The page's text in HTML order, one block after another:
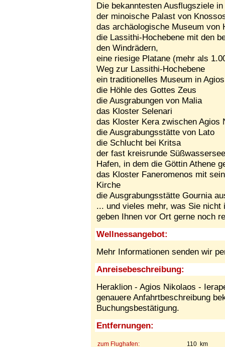
Die bekanntesten Ausflugsziele
der minoische Palast von
das archäologische Museum von
die Lassithi-Hochebene mit den
den Windrädern,
eine riesige Platane (mehr als
Weg zur Lassithi-Hochebene
ein traditionelles Museum in
die Höhle des Gottes Zeus
die Ausgrabungen von Malia
das Kloster Selenari
das Kloster Kera zwischen Agios
die Ausgrabungsstätte von Lato
die Schlucht bei Kritsa
der fast kreisrunde
Hafen, in dem die Göttin Athene
das Kloster Faneromenos mit
Kirche
die Ausgrabungsstätte Gournia
... und vieles mehr, was Sie
geben Ihnen vor Ort gerne noch
Wellnessangebot:
Mehr Informationen senden wir
Anreisebeschreibung:
Heraklion - Agios Nikolaos -
genauere Anfahrtbeschreibung
Buchungsbestätigung.
Entfernungen:
110 km
zum Flughafen: